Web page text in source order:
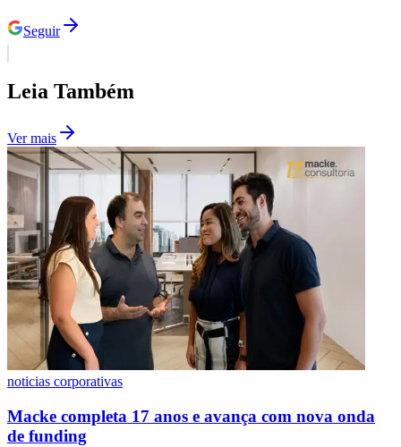
Fluminense
Seguir
Leia Também
Ver mais
noticias corporativas
Macke completa 17 anos e avança com nova onda
de funding